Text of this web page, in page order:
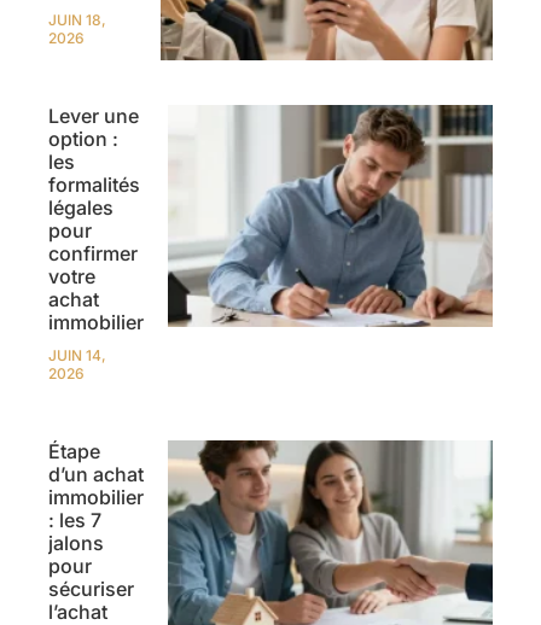
JUIN 18,
2026
Lever une
option :
les
formalités
légales
pour
confirmer
votre
achat
immobilier
JUIN 14,
2026
Étape
d’un achat
immobilier
: les 7
jalons
pour
sécuriser
l’achat